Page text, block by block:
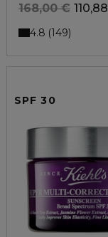
168,00 €
4.8 149
SPF 30